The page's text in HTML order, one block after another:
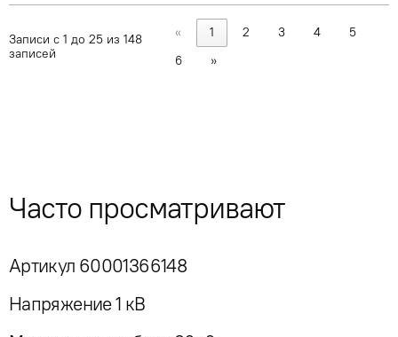
Записи с 1 до 25 из 148
записей
« 1 2 3 4
5
6
»
Часто просматривают
Артикул 60001366148
Напряжение 1 кВ